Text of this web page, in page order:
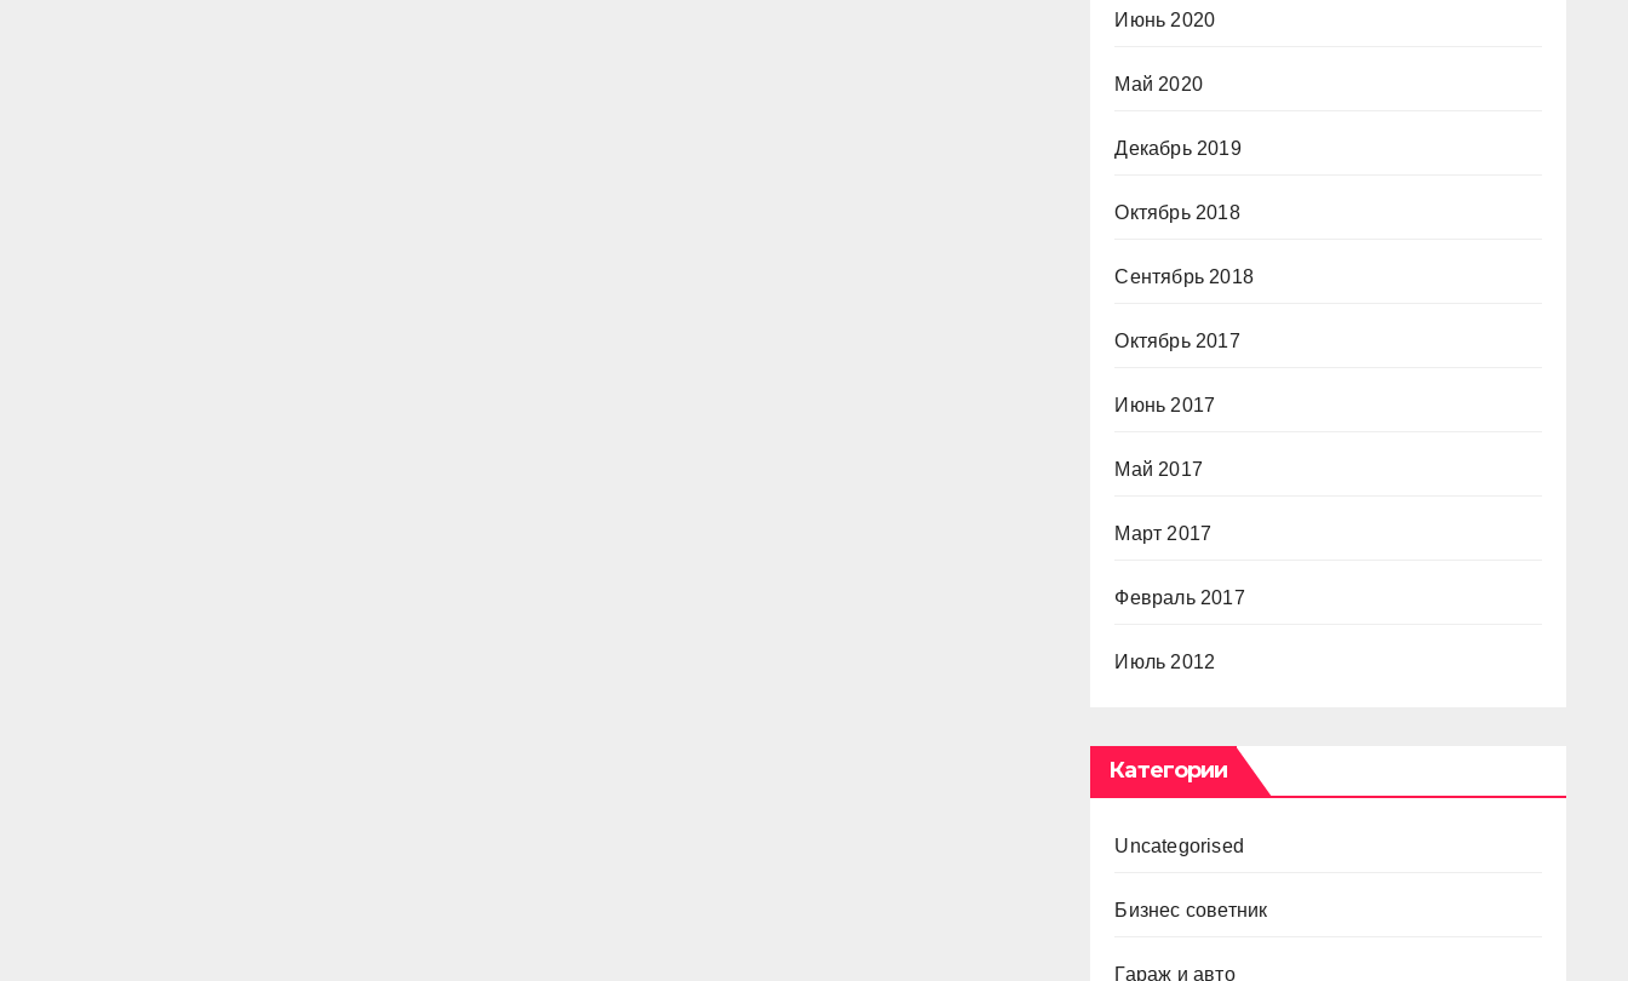
Июнь 2020
Май 2020
Декабрь 2019
Октябрь 2018
Сентябрь 2018
Октябрь 2017
Июнь 2017
Май 2017
Март 2017
Февраль 2017
Июль 2012
Категории
Uncategorised
Бизнес советник
Гараж и авто